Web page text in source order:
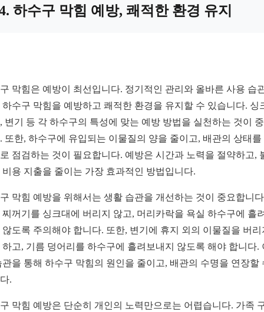
하수구 막힘 예방, 쾌적한 환경 유지
막힘은 예방이 최선입니다. 정기적인 관리와 올바른 사용 습
하수구 막힘을 예방하고 쾌적한 환경을 유지할 수 있습니다. 싱
변기 등 각 하수구의 특성에 맞는 예방 방법을 실천하는 것이
또한, 하수구에 유입되는 이물질의 양을 줄이고, 배관의 상태를
점검하는 것이 필요합니다. 예방은 시간과 노력을 절약하고,
비용 지출을 줄이는 가장 효과적인 방법입니다.
막힘 예방을 위해서는 생활 습관을 개선하는 것이 중요합니
찌꺼기를 싱크대에 버리지 않고, 머리카락을 욕실 하수구에 흘
않도록 주의해야 합니다. 또한, 변기에 휴지 외의 이물질을 버리
하고, 기름 덩어리를 하수구에 흘려보내지 않도록 해야 합니다.
관을 통해 하수구 막힘의 원인을 줄이고, 배관의 수명을 연장할
.
막힘 예방은 단순히 개인의 노력만으로는 어렵습니다. 가족